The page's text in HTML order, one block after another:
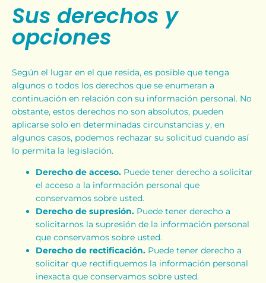
Sus derechos y
opciones
Según el lugar en el que resida, es posible que tenga
algunos o todos los derechos que se enumeran a
continuación en relación con su información personal. No
obstante, estos derechos no son absolutos, pueden
aplicarse solo en determinadas circunstancias y, en
algunos casos, podemos rechazar su solicitud cuando así
lo permita la legislación.
Derecho de acceso. Puede tener derecho a solicitar
el acceso a la información personal que
conservamos sobre usted.
Derecho de supresión. Puede tener derecho a
solicitarnos la supresión de la información personal
que conservamos sobre usted.
Derecho de rectificación. Puede tener derecho a
solicitar que rectifiquemos la información personal
inexacta que conservamos sobre usted.